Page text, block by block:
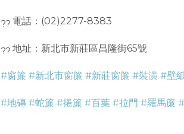
電話：(02)2277-8383
地址：新北市新莊區昌隆街65號
#窗簾 #新北市窗簾 #新莊窗簾 #裝潢 #壁
#地磚 #蛇簾 #捲簾 #百葉 #拉門 #羅馬簾